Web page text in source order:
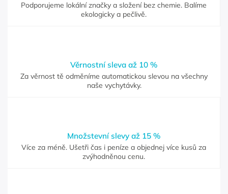
Podporujeme lokální značky a složení bez chemie. Balíme
ekologicky a pečlivě.
Věrnostní sleva až 10 %
Za věrnost tě odměníme automatickou slevou na všechny
naše vychytávky.
Množstevní slevy až 15 %
Více za méně. Ušetři čas i peníze a objednej více kusů za
zvýhodněnou cenu.